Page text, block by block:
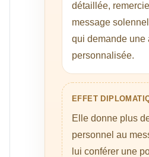
détaillée,
message
qui demande une
personnalisée.
EFFET
Elle donne plus
personnel au
lui conférer une